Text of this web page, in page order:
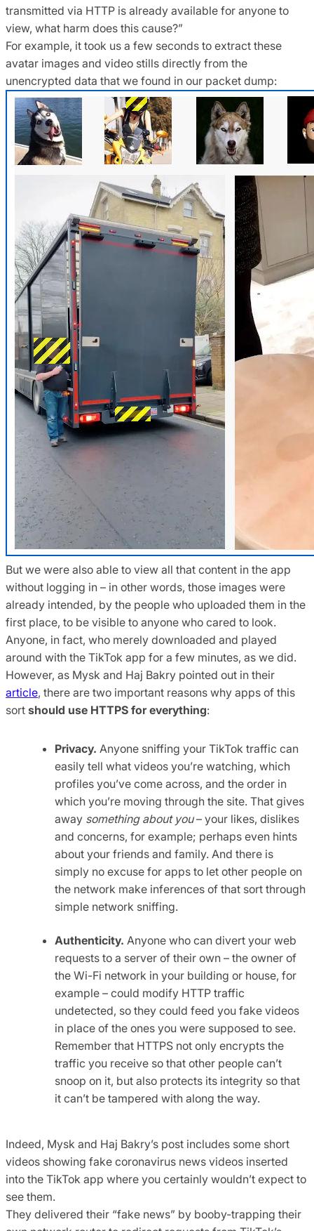
transmitted via HTTP is already available for anyone to
view, what harm does this cause?”
For example, it took us a few seconds to extract these
avatar images and video stills directly from the
unencrypted data that we found in our packet dump:
But we were also able to view all that content in the app
without logging in – in other words, those images were
already intended, by the people who uploaded them in the
first place, to be visible to anyone who cared to look.
Anyone, in fact, who merely downloaded and played
around with the TikTok app for a few minutes, as we did.
However, as Mysk and Haj Bakry pointed out in their
article, there are two important reasons why apps of this
sort should use HTTPS for everything:
Privacy. Anyone sniffing your TikTok traffic can
easily tell what videos you’re watching, which
profiles you’ve come across, and the order in
which you’re moving through the site. That gives
away something about you– your likes, dislikes
and concerns, for example; perhaps even hints
about your friends and family. And there is
simply no excuse for apps to let other people on
the network make inferences of that sort through
simple network sniffing.
Authenticity. Anyone who can divert your web
requests to a server of their own – the owner of
the Wi-Fi network in your building or house, for
example – could modify HTTP traffic
undetected, so they could feed you fake videos
in place of the ones you were supposed to see.
Remember that HTTPS not only encrypts the
traffic you receive so that other people can’t
snoop on it, but also protects its integrity so that
it can’t be tampered with along the way.
Indeed, Mysk and Haj Bakry’s post includes some short
videos showing fake coronavirus news videos inserted
into the TikTok app where you certainly wouldn’t expect to
see them.
They delivered their “fake news” by booby-trapping their